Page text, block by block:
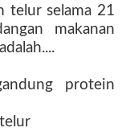
telur selama 21
makanan
protein